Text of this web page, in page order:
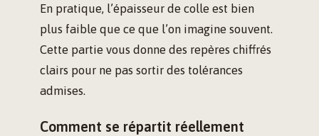
En pratique, l’épaisseur de colle est bien
plus faible que ce que l’on imagine souvent.
Cette partie vous donne des repères chiffrés
clairs pour ne pas sortir des tolérances
admises.
Comment se répartit réellement